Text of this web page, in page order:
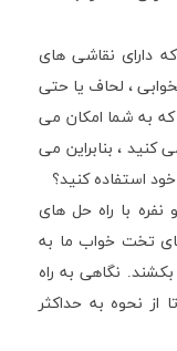
دارای نقاشی های
، لحاف یا حتی
به شما امکان می
کنید ، بنابراین می
استفاده کنید؟
با راه حل های
تخت خواب ما به
بکشند. نگاهی به راه
از نحوه به حداکثر